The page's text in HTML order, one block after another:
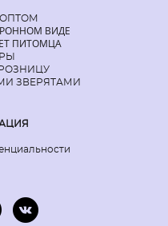
ВИДЕ
ПИТОМЦА
ЗВЕРЯТАМИ